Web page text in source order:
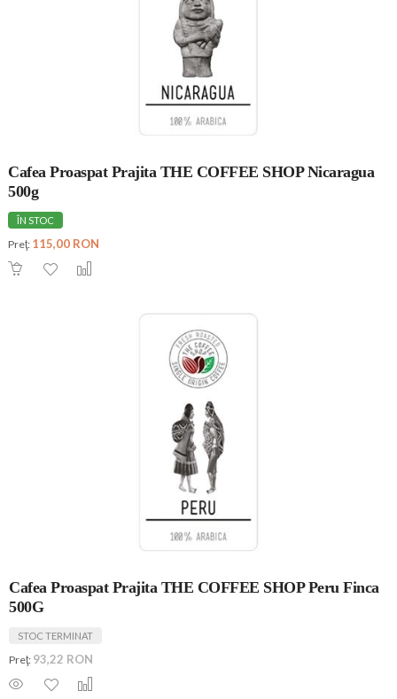
Cafea Proaspat Prajita THE COFFEE SHOP Nicaragua
500g
ÎN STOC
Preţ: 115,00 RON
Cafea Proaspat Prajita THE COFFEE SHOP Peru Finca
500G
STOC TERMINAT
Preţ: 93,22 RON